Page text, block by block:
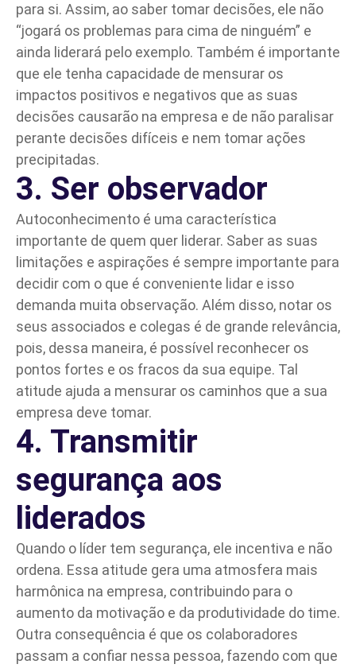
para si. Assim, ao saber tomar decisões, ele não
“jogará os problemas para cima de ninguém” e
ainda liderará pelo exemplo. Também é importante
que ele tenha capacidade de mensurar os
impactos positivos e negativos que as suas
decisões causarão na empresa e de não paralisar
perante decisões difíceis e nem tomar ações
precipitadas.
3. Ser observador
Autoconhecimento é uma característica
importante de quem quer liderar. Saber as suas
limitações e aspirações é sempre importante para
decidir com o que é conveniente lidar e isso
demanda muita observação. Além disso, notar os
seus associados e colegas é de grande relevância,
pois, dessa maneira, é possível reconhecer os
pontos fortes e os fracos da sua equipe. Tal
atitude ajuda a mensurar os caminhos que a sua
empresa deve tomar.
4. Transmitir
segurança aos
liderados
Quando o líder tem segurança, ele incentiva e não
ordena. Essa atitude gera uma atmosfera mais
harmônica na empresa, contribuindo para o
aumento da motivação e da produtividade do time.
Outra consequência é que os colaboradores
passam a confiar nessa pessoa, fazendo com que